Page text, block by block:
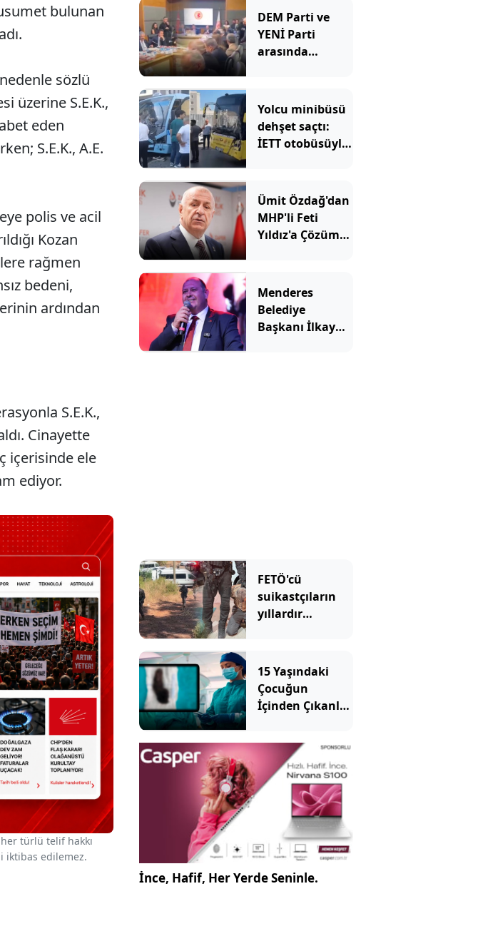
bulunan
sözlü
üzerine S.E.K.,
eden
S.E.K., A.E.
polis ve acil
Kozan
rağmen
bedeni,
ardından
S.E.K.,
Cinayette
içerisinde ele
ediyor.
türlü telif hakkı
iktibas edilemez.
DEM Parti ve
YENİ Parti
arasında
Salonda sesler
aniden yükseldi
Yolcu minibüsü
dehşet saçtı:
İETT otobüsüyle
Ümit Özdağ'dan
MHP'li Feti
Yıldız'a Çözüm
Menderes
Belediye
Başkanı İlkay
FETÖ'cü
suikastçıların
yıllardır
15 Yaşındaki
Çocuğun
İçinden Çıkanlar
Şoke Etti
İnce, Hafif, Her Yerde Seninle.